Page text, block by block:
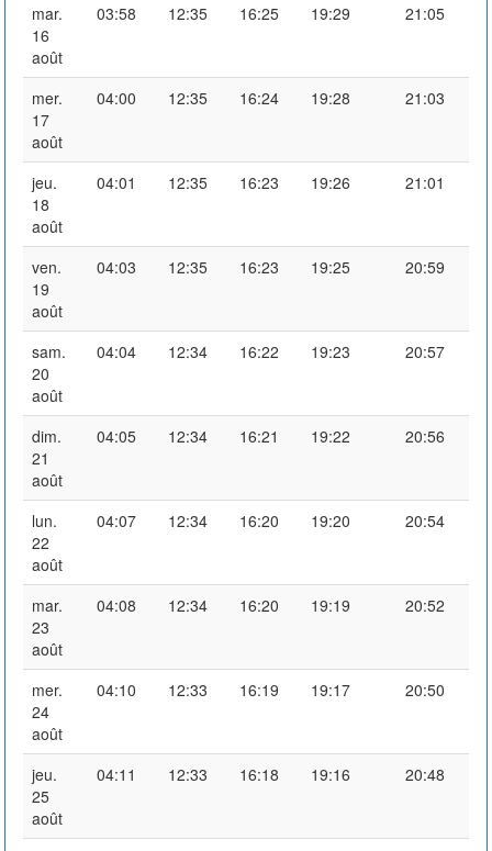
mar.
16
août
03:58 12:35 16:25 19:29 21:05
mer.
17
août
04:00 12:35 16:24 19:28 21:03
jeu.
18
août
04:01 12:35 16:23 19:26 21:01
ven.
19
août
04:03 12:35 16:23 19:25 20:59
sam.
20
août
04:04 12:34 16:22 19:23 20:57
dim.
21
août
04:05 12:34 16:21 19:22 20:56
lun.
22
août
04:07 12:34 16:20 19:20 20:54
mar.
23
août
04:08 12:34 16:20 19:19 20:52
mer.
24
août
04:10 12:33 16:19 19:17 20:50
jeu.
25
août
04:11 12:33 16:18 19:16 20:48